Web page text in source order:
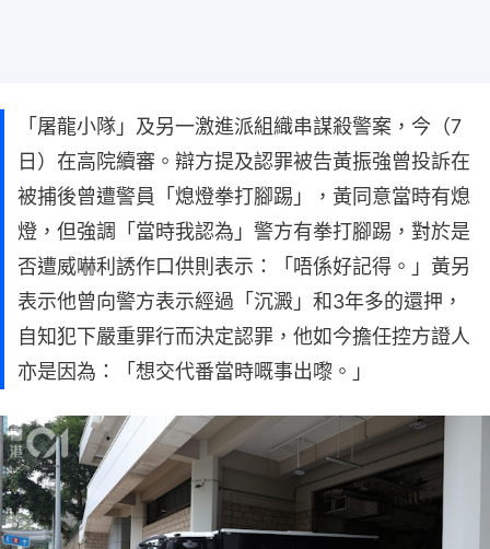
「屠龍小隊」及另一激進派組織串謀殺警案，今（7
日）在高院續審。辯方提及認罪被告黃振強曾投訴在
被捕後曾遭警員「熄燈拳打腳踢」，黃同意當時有熄
燈，但強調「當時我認為」警方有拳打腳踢，對於是
否遭威嚇利誘作口供則表示：「唔係好記得。」黃另
表示他曾向警方表示經過「沉澱」和3年多的還押，
自知犯下嚴重罪行而決定認罪，他如今擔任控方證人
亦是因為：「想交代番當時嘅事出嚟。」